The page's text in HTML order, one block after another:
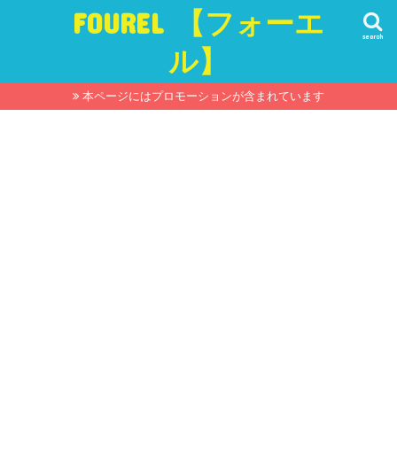
FOUREL 【フォーエ
ル】
search
本ページにはプロモーションが含まれています